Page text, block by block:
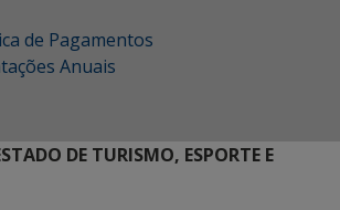
de Pagamentos
Anuais
DE TURISMO, ESPORTE E